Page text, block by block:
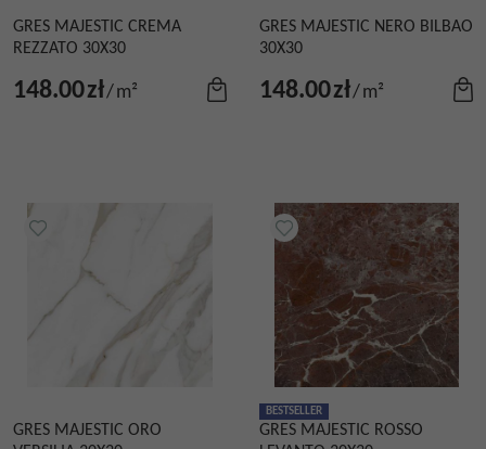
GRES MAJESTIC CREMA
REZZATO 30X30
148.00zł/m²
GRES MAJESTIC NERO BILBAO
30X30
148.00zł/m²
GRES MAJESTIC ORO
BESTSELLER
GRES MAJESTIC ROSSO